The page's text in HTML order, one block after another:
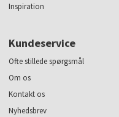
Inspiration
Kundeservice
Ofte stillede spørgsmål
Om os
Kontakt os
Nyhedsbrev